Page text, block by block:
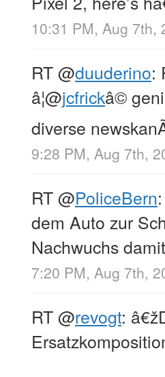
10:31 PM, Aug 7th,
RT@duuderino:
â¦@jcfrickâ©
diverse
9:28 PM, Aug 7th,
RT@PoliceBern
dem Auto zur
Nachwuchs
7:20 PM, Aug 7th,
RT@revogt: